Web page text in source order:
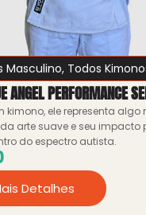
Masculino, Todos
ANGEL PERFORMANCE
kimono, ele representa algo
arte suave e seu impacto
do espectro autista.
Detalhes